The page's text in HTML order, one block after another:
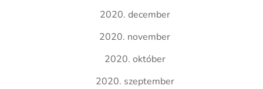
2020. december
2020. november
2020. október
2020. szeptember